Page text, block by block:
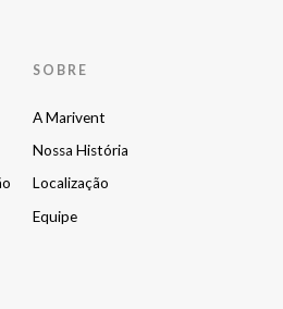
SOBRE
A Marivent
Nossa História
Localização
Equipe